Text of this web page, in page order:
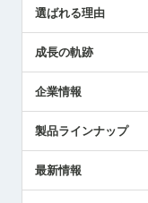
解決策提案
選ばれる理由
成長の軌跡
企業情報
ごあいさつ
受賞履歴
製品ラインナップ
ツールセッタ製品
最新情報